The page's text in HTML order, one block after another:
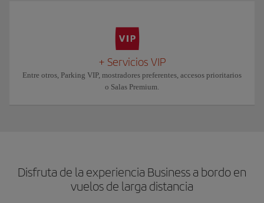
+ Servicios VIP
Entre otros, Parking VIP, mostradores preferentes, accesos prioritarios
o Salas Premium.
Disfruta de la experiencia Business a bordo en
vuelos de larga distancia